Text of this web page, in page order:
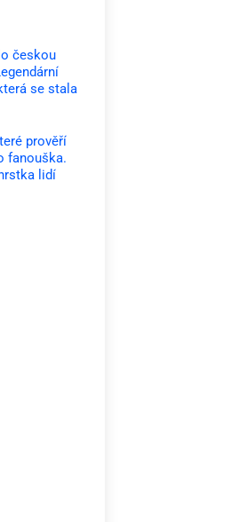
českou
se stala
prověří
fanouška.
lidí